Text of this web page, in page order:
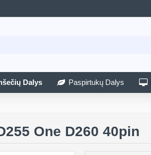
Dalys Paspirtukų Dalys
One D260 40pin